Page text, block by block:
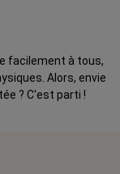
facilement à tous,
Alors, envie
? C'est parti !